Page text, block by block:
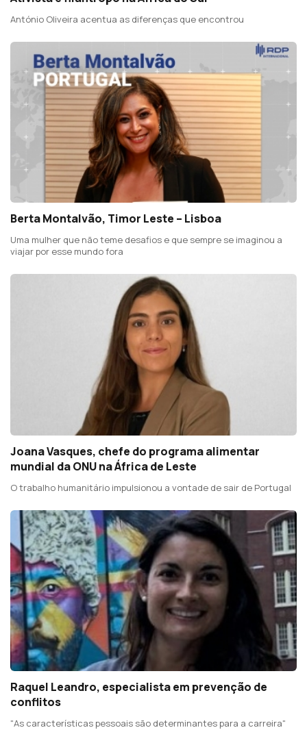
António Oliveira acentua as diferenças que encontrou
Berta Montalvão, Timor Leste – Lisboa
Uma mulher que não teme desafios e que sempre se imaginou a
viajar por esse mundo fora
Joana Vasques, chefe do programa alimentar
mundial da ONU na África de Leste
O trabalho humanitário impulsionou a vontade de sair de Portugal
Raquel Leandro, especialista em prevenção de
conflitos
"As características pessoais são determinantes para a carreira"